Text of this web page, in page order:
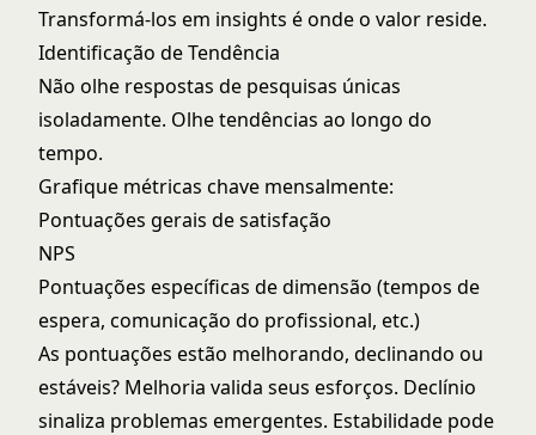
Transformá-los em insights é onde o valor reside.
Identificação de Tendência
Não olhe respostas de pesquisas únicas
isoladamente. Olhe tendências ao longo do
tempo.
Grafique métricas chave mensalmente:
Pontuações gerais de satisfação
NPS
Pontuações específicas de dimensão (tempos de
espera, comunicação do profissional, etc.)
As pontuações estão melhorando, declinando ou
estáveis? Melhoria valida seus esforços. Declínio
sinaliza problemas emergentes. Estabilidade pode